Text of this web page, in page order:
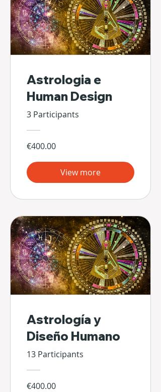
Astrologia e
Human Design
3 Participants
€400.00
View more
Astrología y
Diseño Humano
13 Participants
€400.00